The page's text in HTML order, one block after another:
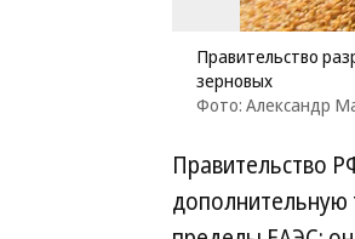
Правительство
зерновых
Фото: Александр
Правительство
дополнительную